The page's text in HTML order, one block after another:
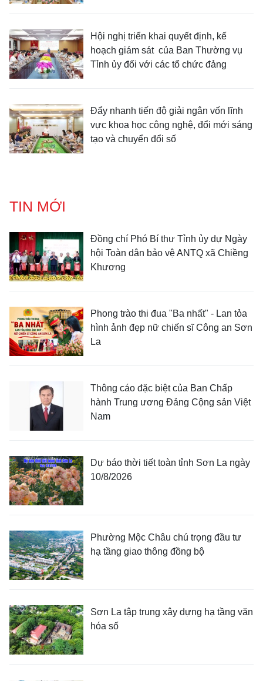
Hội nghị triển khai quyết định, kế
hoạch giám sát của Ban Thường vụ
Tỉnh ủy đối với các tổ chức đảng
Đẩy nhanh tiến độ giải ngân vốn lĩnh
vực khoa học công nghệ, đổi mới sáng
tạo và chuyển đổi số
TIN MỚI
Đồng chí Phó Bí thư Tỉnh ủy dự Ngày
hội Toàn dân bảo vệ ANTQ xã Chiềng
Khương
Phong trào thi đua "Ba nhất" - Lan tỏa
hình ảnh đẹp nữ chiến sĩ Công an Sơn
La
Thông cáo đặc biệt của Ban Chấp
hành Trung ương Đảng Cộng sản Việt
Nam
Dự báo thời tiết toàn tỉnh Sơn La ngày
10/8/2026
Phường Mộc Châu chú trọng đầu tư
hạ tầng giao thông đồng bộ
Sơn La tập trung xây dựng hạ tầng văn
hóa số